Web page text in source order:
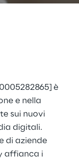
è
e nella
sui nuovi
digitali.
di aziende
affianca i